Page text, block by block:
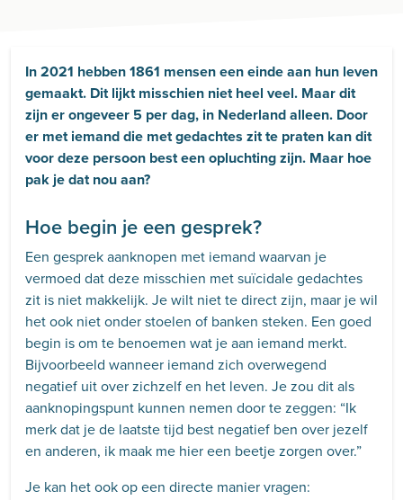
In 2021 hebben 1861 mensen een einde aan hun leven
gemaakt. Dit lijkt misschien niet heel veel. Maar dit
zijn er ongeveer 5 per dag, in Nederland alleen. Door
er met iemand die met gedachtes zit te praten kan dit
voor deze persoon best een opluchting zijn. Maar hoe
pak je dat nou aan?
Hoe begin je een gesprek?
Een gesprek aanknopen met iemand waarvan je
vermoed dat deze misschien met suïcidale gedachtes
zit is niet makkelijk. Je wilt niet te direct zijn, maar je wil
het ook niet onder stoelen of banken steken. Een goed
begin is om te benoemen wat je aan iemand merkt.
Bijvoorbeeld wanneer iemand zich overwegend
negatief uit over zichzelf en het leven. Je zou dit als
aanknopingspunt kunnen nemen door te zeggen: “Ik
merk dat je de laatste tijd best negatief ben over jezelf
en anderen, ik maak me hier een beetje zorgen over.”
Je kan het ook op een directe manier vragen: